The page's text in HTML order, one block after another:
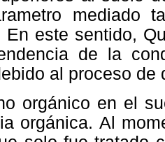
mediado
En este sentido,
de la
al proceso de
orgánico en el
orgánica. Al